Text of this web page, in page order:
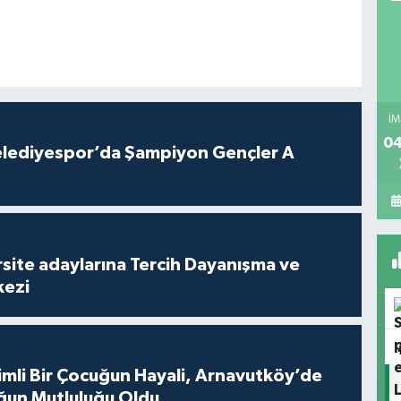
Şampiyon Gençler A
adaylarına Tercih Dayanışma ve
Bir Çocuğun Hayali, Arnavutköy’de